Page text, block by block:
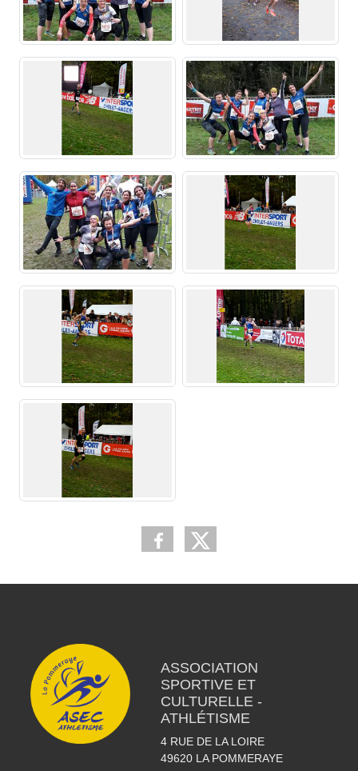
ASSOCIATION
SPORTIVE ET
CULTURELLE -
ATHLÉTISME
4 RUE DE LA LOIRE
49620 LA POMMERAYE